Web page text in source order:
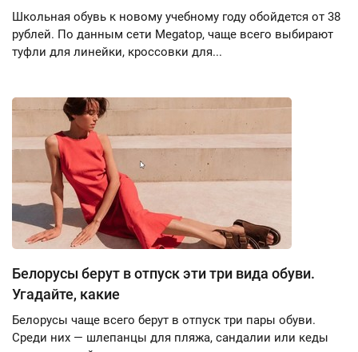
Школьная обувь к новому учебному году обойдется от 38
рублей. По данным сети Megatop, чаще всего выбирают
туфли для линейки, кроссовки для...
Белорусы берут в отпуск эти три вида обуви.
Угадайте, какие
Белорусы чаще всего берут в отпуск три пары обуви.
Среди них — шлепанцы для пляжа, сандалии или кеды